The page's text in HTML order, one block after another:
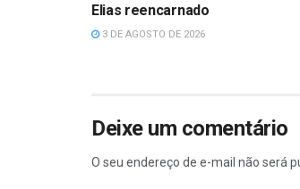
Elias reencarnado
3 DE AGOSTO DE 2026
Deixe um comentário
O seu endereço de e-mail não será